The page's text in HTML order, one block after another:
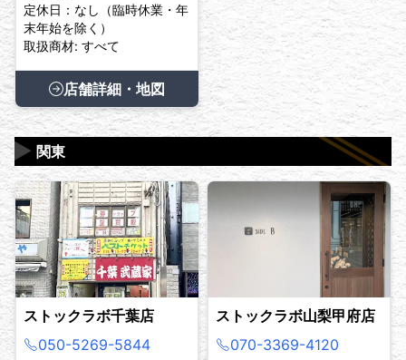
定休日：なし（臨時休業・年
末年始を除く）
取扱商材: すべて
店舗詳細・地図
関東
▶
ストックラボ千葉店
050-5269-5844
ストックラボ山梨甲府店
070-3369-4120